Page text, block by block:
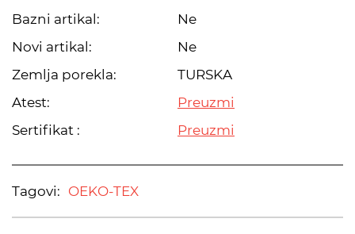
Bazni artikal:
Ne
Novi artikal:
Ne
Zemlja porekla:
TURSKA
Atest:
Preuzmi
Sertifikat :
Preuzmi
Tagovi: OEKO-TEX